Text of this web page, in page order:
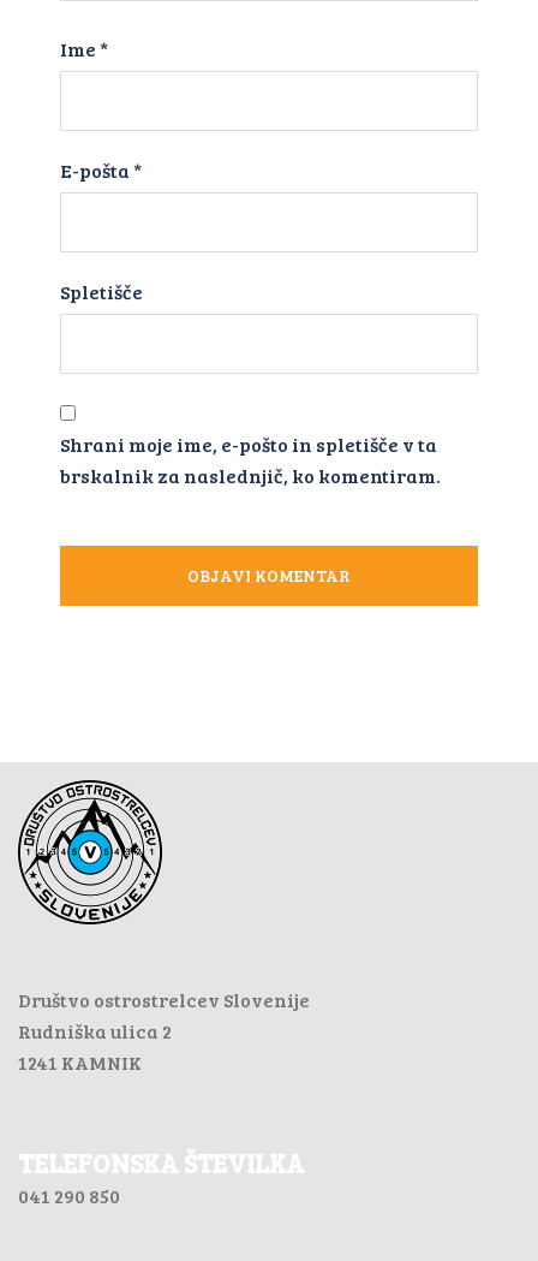
Ime*
E-pošta*
Spletišče
Shrani moje ime, e-pošto in spletišče v ta
brskalnik za naslednjič, ko komentiram.
Društvo ostrostrelcev Slovenije
Rudniška ulica 2
1241 KAMNIK
TELEFONSKA ŠTEVILKA
041 290 850